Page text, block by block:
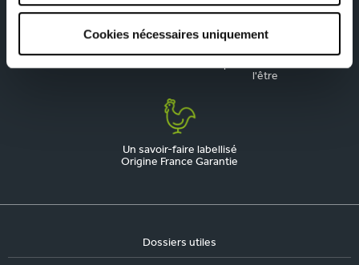
Cookies nécessaires uniquement
La qualité, notre priorité
Une marque engagée,
responsable et fière de
l'être
Un savoir-faire labellisé
Origine France Garantie
Dossiers utiles